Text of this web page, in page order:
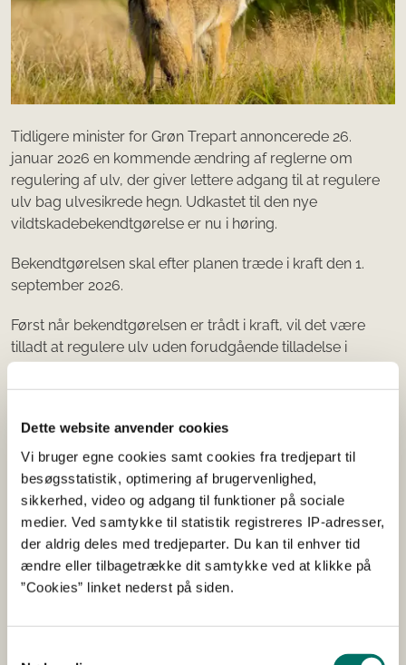
Dette website anvender cookies
Vi bruger egne cookies samt cookies fra tredjepart til
besøgsstatistik, optimering af brugervenlighed,
sikkerhed, video og adgang til funktioner på sociale
medier. Ved samtykke til statistik registreres IP-adresser,
der aldrig deles med tredjeparter. Du kan til enhver tid
ændre eller tilbagetrække dit samtykke ved at klikke på
”Cookies” linket nederst på siden.
Tidligere minister for Grøn Trepart annoncerede 26.
januar 2026 en kommende ændring af reglerne om
regulering af ulv, der giver lettere adgang til at regulere
ulv bag ulvesikrede hegn. Udkastet til den nye
vildtskadebekendtgørelse er nu i høring.
Bekendtgørelsen skal efter planen træde i kraft den 1.
september 2026.
Først når bekendtgørelsen er trådt i kraft, vil det være
tilladt at regulere ulv uden forudgående tilladelse i
forbindelse med beskyttelse af husdyr.
SGAV at regulere ulve, indtil nye regler træder i kraft.
Du finder udkastet til bekendtgørelsen og
høringsdokumenterne på høringsportalen.
Høring af den nye vildtskadebekendtgørelse.
og Vandmiljø sendt til din mailboks.